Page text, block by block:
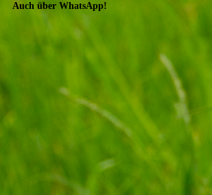
Auch über WhatsApp!